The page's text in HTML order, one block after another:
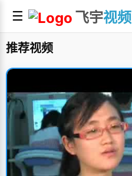
☰ 飞宇视频
推荐视频